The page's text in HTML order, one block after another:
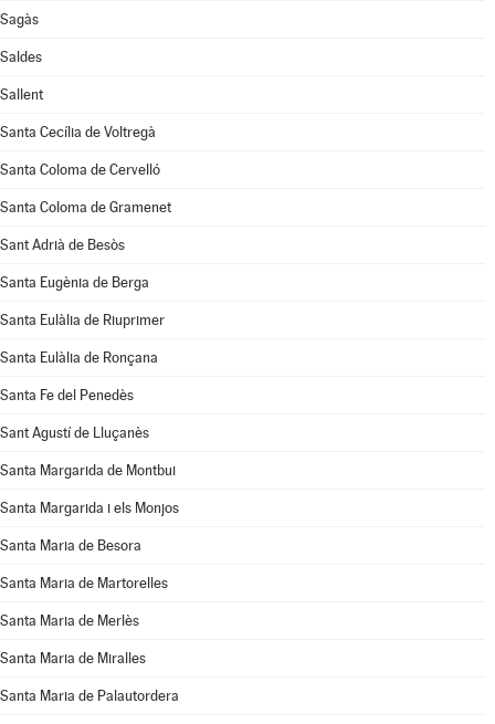
Sagàs
Saldes
Sallent
Santa Cecília de Voltregà
Santa Coloma de Cervelló
Santa Coloma de Gramenet
Sant Adrià de Besòs
Santa Eugènia de Berga
Santa Eulàlia de Riuprimer
Santa Eulàlia de Ronçana
Santa Fe del Penedès
Sant Agustí de Lluçanès
Santa Margarida de Montbui
Santa Margarida i els Monjos
Santa Maria de Besora
Santa Maria de Martorelles
Santa Maria de Merlès
Santa Maria de Miralles
Santa Maria de Palautordera